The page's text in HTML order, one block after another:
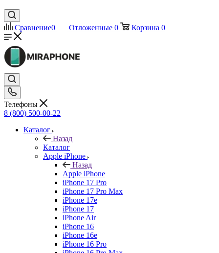
Сравнение0 Отложенные 0 Корзина 0
Телефоны
8 (800) 500-00-22
Каталог
Назад
Каталог
Apple iPhone
Назад
Apple iPhone
iPhone 17 Pro
iPhone 17 Pro Max
iPhone 17e
iPhone 17
iPhone Air
iPhone 16
iPhone 16e
iPhone 16 Pro